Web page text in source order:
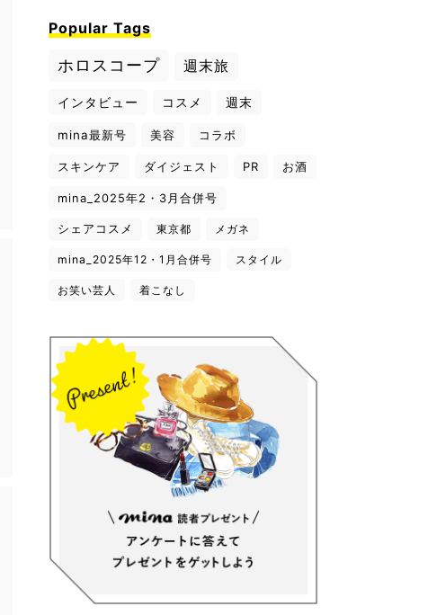
Popular Tags
ホロスコープ 週末旅
インタビュー コスメ 週末
mina最新号 美容 コラボ
スキンケア ダイジェスト PR お酒
mina_2025年2・3月合併号
シェアコスメ 東京都 メガネ
mina_2025年12・1月合併号 スタイル
お笑い芸人 着こなし